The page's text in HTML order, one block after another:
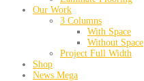
Our Work
3 Columns
With Space
Without Space
Project Full Width
Shop
News Mega